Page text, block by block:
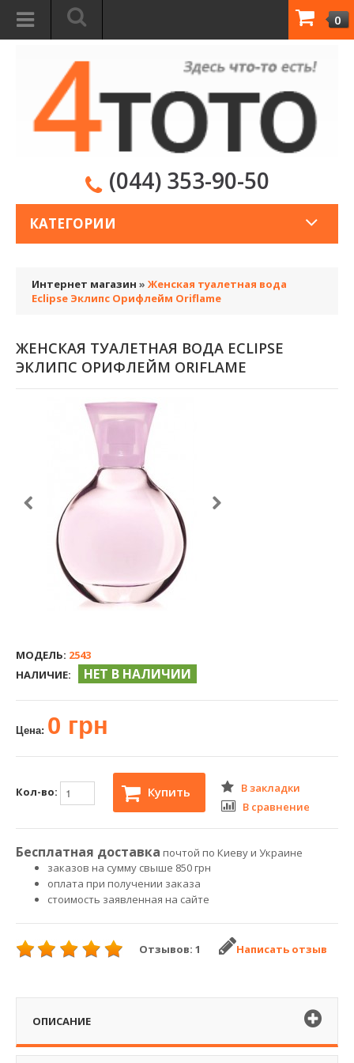
0
(044) 353-90-50
КАТЕГОРИИ
Интернет магазин » Женская туалетная вода
Eclipse Эклипс Орифлейм Oriflame
ЖЕНСКАЯ ТУАЛЕТНАЯ ВОДА ECLIPSE
ЭКЛИПС ОРИФЛЕЙМ ORIFLAME
МОДЕЛЬ: 2543
НАЛИЧИЕ:
НЕТ В НАЛИЧИИ
Цена: 0 грн
Кол-во: Купить
В закладки
В сравнение
Бесплатная доставка почтой по Киеву и Украине
заказов на сумму свыше 850 грн
оплата при получении заказа
стоимость заявленная на сайте
Отзывов: 1 Написать отзыв
ОПИСАНИЕ